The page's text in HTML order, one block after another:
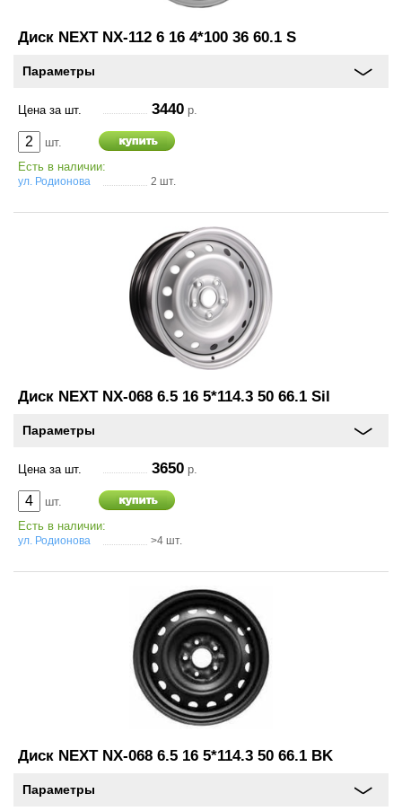
Диск NEXT NX-112 6 16 4*100 36 60.1 S
Параметры
Цена за шт. 3440 р.
шт.
Есть в наличии:
ул. Родионова 2 шт.
Диск NEXT NX-068 6.5 16 5*114.3 50 66.1 Sil
Параметры
Цена за шт. 3650 р.
шт.
Есть в наличии:
ул. Родионова >4 шт.
Диск NEXT NX-068 6.5 16 5*114.3 50 66.1 BK
Параметры